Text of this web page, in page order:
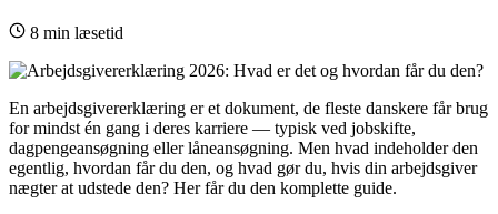
8 min læsetid
En arbejdsgivererklæring er et dokument, de fleste danskere får brug
for mindst én gang i deres karriere — typisk ved jobskifte,
dagpengeansøgning eller låneansøgning. Men hvad indeholder den
egentlig, hvordan får du den, og hvad gør du, hvis din arbejdsgiver
nægter at udstede den? Her får du den komplette guide.